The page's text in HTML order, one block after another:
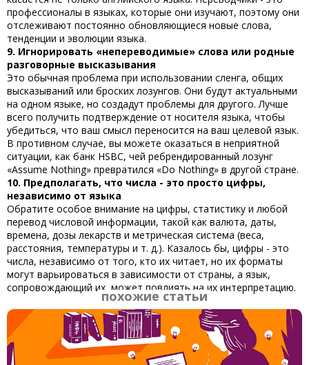
профессионалы в языках, которые они изучают, поэтому они
отслеживают постоянно обновляющиеся новые слова,
тенденции и эволюции языка.
9. Игнорировать «непереводимые» слова или родные
разговорные высказывания
Это обычная проблема при использовании сленга, общих
высказываний или броских лозунгов. Они будут актуальными
на одном языке, но создадут проблемы для другого. Лучше
всего получить подтверждение от носителя языка, чтобы
убедиться, что ваш смысл переносится на ваш целевой язык.
В противном случае, вы можете оказаться в неприятной
ситуации, как банк HSBC, чей ребрендированный лозунг
«Assume Nothing» превратился «Do Nothing» в другой стране.
10. Предполагать, что числа - это просто цифры,
независимо от языка
Обратите особое внимание на цифры, статистику и любой
перевод числовой информации, такой как валюта, даты,
времена, дозы лекарств и метрическая система (веса,
расстояния, температуры и т. д.). Казалось бы, цифры - это
числа, независимо от того, кто их читает, но их форматы
могут варьироваться в зависимости от страны, а язык,
сопровождающий их, может повлиять на их интерпретацию.
похожие статьи